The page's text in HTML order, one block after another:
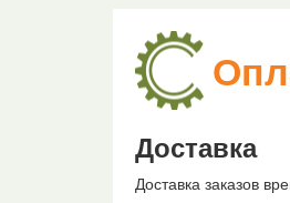
Доставка
Доставка заказов